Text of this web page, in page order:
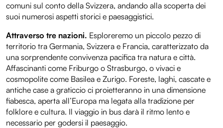
comuni sul conto della Svizzera, andando alla scoperta dei
suoi numerosi aspetti storici e paesaggistici.
Attraverso tre nazioni. Esploreremo un piccolo pezzo di
territorio tra Germania, Svizzera e Francia, caratterizzato da
una sorprendente convivenza pacifica tra natura e città.
Affascinanti come Friburgo o Strasburgo, o vivaci e
cosmopolite come Basilea e Zurigo. Foreste, laghi, cascate e
antiche case a graticcio ci proietteranno in una dimensione
fiabesca, aperta all’Europa ma legata alla tradizione per
folklore e cultura. Il viaggio in bus darà il ritmo lento e
necessario per godersi il paesaggio.